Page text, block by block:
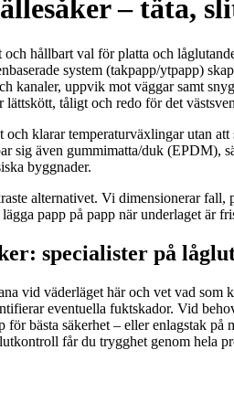
– täta,
och hållbart val för platta och
system (takpapp/ytpapp)
kanaler, uppvik mot väggar samt
tåligt och redo för det
och klarar temperaturväxlingar utan
sig även gummimatta/duk (EPDM),
byggnader.
alternativet. Vi dimensionerar
papp på papp när underlaget är
specialister på
vid väderläget här och vet vad
eventuella fuktskador. Vid
för bästa säkerhet – eller enlagstak
får du trygghet genom hela